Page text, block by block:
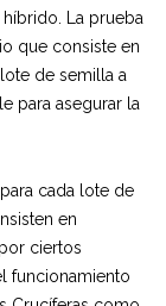
La prueba
que consiste en
de semilla a
para asegurar la
cada lote de
en
ciertos
funcionamiento